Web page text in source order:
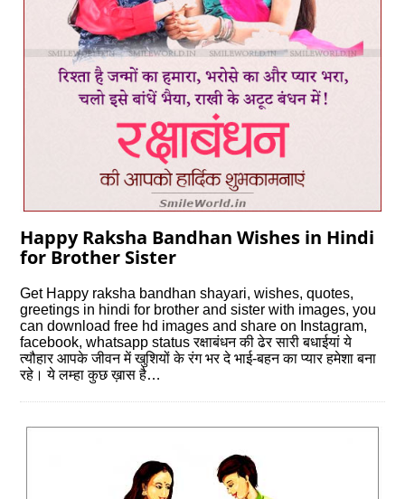
Happy Raksha Bandhan Wishes in Hindi
for Brother Sister
Get Happy raksha bandhan shayari, wishes, quotes,
greetings in hindi for brother and sister with images, you
can download free hd images and share on Instagram,
facebook, whatsapp status रक्षाबंधन की ढेर सारी बधाईयां ये
त्यौहार आपके जीवन में खुशियों के रंग भर दे भाई-बहन का प्यार हमेशा बना
रहे। ये लम्हा कुछ ख़ास है…